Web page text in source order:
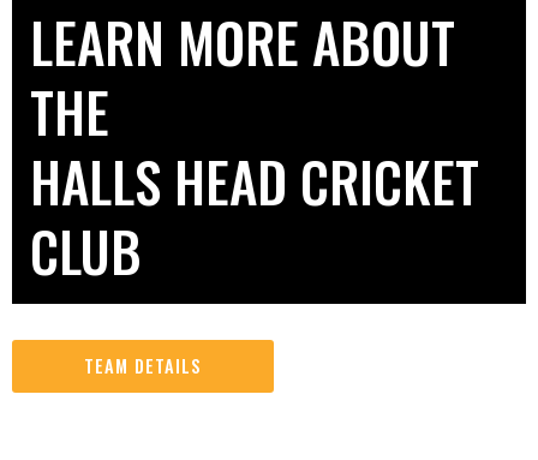
LEARN MORE ABOUT
THE
HALLS HEAD CRICKET
CLUB
TEAM DETAILS